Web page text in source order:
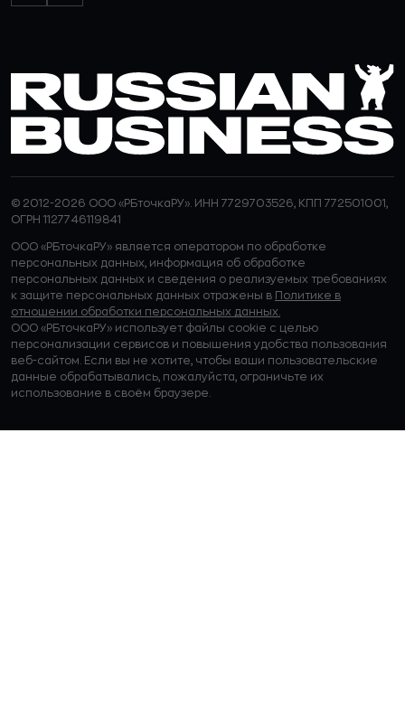
© 2012-2026 ООО «РБточкаРУ». ИНН 7729703526, КПП 772501001,
ОГРН 1127746119841
ООО «РБточкаРУ» является оператором по обработке
персональных данных, информация об обработке
персональных данных и сведения о реализуемых требованиях
к защите персональных данных отражены в Политике в
отношении обработки персональных данных.
ООО «РБточкаРУ» использует файлы cookie с целью
персонализации сервисов и повышения удобства пользования
веб-сайтом. Если вы не хотите, чтобы ваши пользовательские
данные обрабатывались, пожалуйста, ограничьте их
использование в своём браузере.